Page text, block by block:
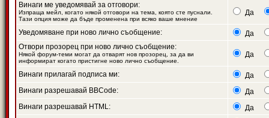
Винаги ме уведомявай за отговори:
Изпраща мейл, когато някой отговори на тема, която сте пуснали.
Тази опция може да бъде променена при всяко ваше мнение
Да
Уведомяване при ново лично съобщение:
Да
Отвори прозорец при ново лично съобщение:
Някой форум-теми могат да отварят нов прозорец, за да ви
информират когато пристигне ново лично съобщение.
Да
Винаги прилагай подписа ми:
Да
Винаги разрешавай BBCode:
Да
Винаги разрешавай HTML:
Да